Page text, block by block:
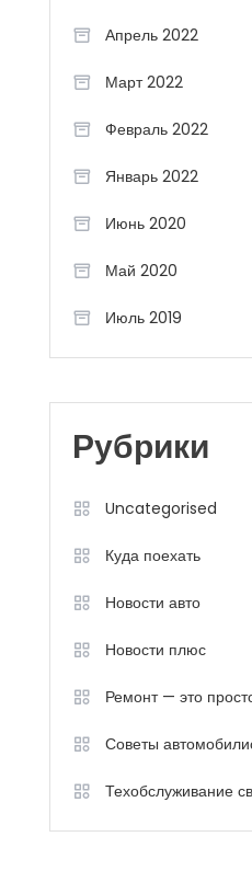
Апрель 2022
Март 2022
Февраль 2022
Январь 2022
Июнь 2020
Май 2020
Июль 2019
Рубрики
Uncategorised
Куда поехать
Новости авто
Новости плюс
Ремонт — это
Советы
Техобслуживание